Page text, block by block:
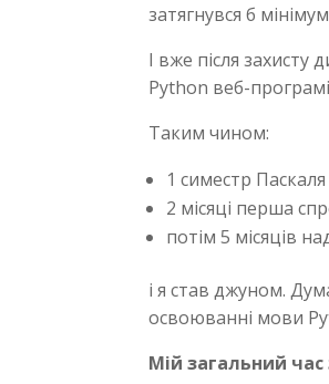
затягнувся б
І вже після
Python веб-
Таким чином:
1 симестр
2 місяці перша
потім 5 місяців
і я став джуном.
освоюванні мови
Мій загальний час